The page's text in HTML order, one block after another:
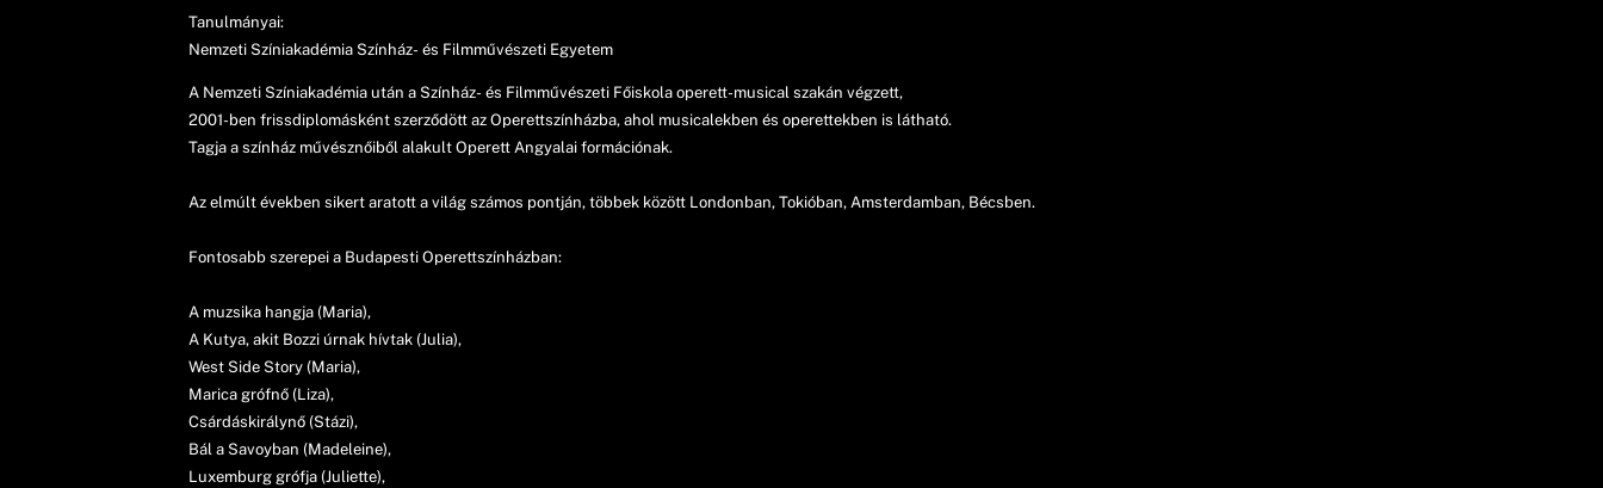
Tanulmányai:
Nemzeti Színiakadémia Színház- és Filmművészeti Egyetem
A Nemzeti Színiakadémia után a Színház- és Filmművészeti Főiskola operett-musical szakán végzett,
2001-ben frissdiplomásként szerződött az Operettszínházba, ahol musicalekben és operettekben is látható.
Tagja a színház művésznőiből alakult Operett Angyalai formációnak.
Az elmúlt években sikert aratott a világ számos pontján, többek között Londonban, Tokióban, Amsterdamban, Bécsben.
Fontosabb szerepei a Budapesti Operettszínházban:
A muzsika hangja (Maria),
A Kutya, akit Bozzi úrnak hívtak (Julia),
West Side Story (Maria),
Marica grófnő (Liza),
Csárdáskirálynő (Stázi),
Bál a Savoyban (Madeleine),
Luxemburg grófja (Juliette),